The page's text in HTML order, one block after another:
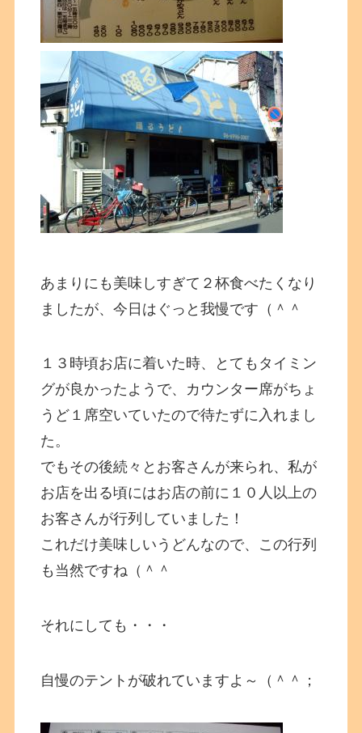
あまりにも美味しすぎて２杯食べたくなり
ましたが、今日はぐっと我慢です（＾＾
１３時頃お店に着いた時、とてもタイミン
グが良かったようで、カウンター席がちょ
うど１席空いていたので待たずに入れまし
た。
でもその後続々とお客さんが来られ、私が
お店を出る頃にはお店の前に１０人以上の
お客さんが行列していました！
これだけ美味しいうどんなので、この行列
も当然ですね（＾＾
それにしても・・・
自慢のテントが破れていますよ～（＾＾；